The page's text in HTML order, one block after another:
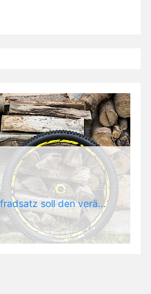
Deemax DH Der neue Laufradsatz soll den veränderten Ansprüchen im Downhill Einsatz gerecht werden: die Geschwindigkeiten werden immer höher, die Kräfte, die aufs Material wirken ebenfalls. Damit steigen natürlich auch die Ansprüche der Fahrer ans Material. Das einzige, was eventuell niedriger wird, ist der Reifendruck. Somit ergibt sich der Anforderungskatalog an das Deemax-Update. Hier ist das Ergebnis: - der Laufradsatz bekam eine neue Felge mit 28 mm Innenbreite. Laut Scott Sharples ist das der beste Kompromiss aus Stabilität, Gewicht und Steifigkeit, vor allem aber passt diese Breite am besten zu den Reifen, die aktuell auf dem Markt sind und im Renneinsatz gefahren werden. Es gehe auch breite und schmaler, 28 mm hätten sich aber im Test als Optimum herausgestellt. - mit einem 4D-Fertigungsprozess wurde die Materialverteilung optimiert: Stabilität dort, wo sie erforderlich ist, Gewichtsersparnis da, wo es Sinn macht. Somit gibt Mavic eine GGewichtsersparnis von 15 % an, ohne an Stabilität einzubüßen - neue, ultraleichte „double butted“ Speichen und ein super effizienter Freilauf - Mavics bewährtes UST System für perfekte Kompatibilität mit Tubeless Reifen - Gewicht (Laufradset): 1944 g)